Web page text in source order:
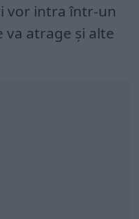
vor intra într-un
va atrage și alte